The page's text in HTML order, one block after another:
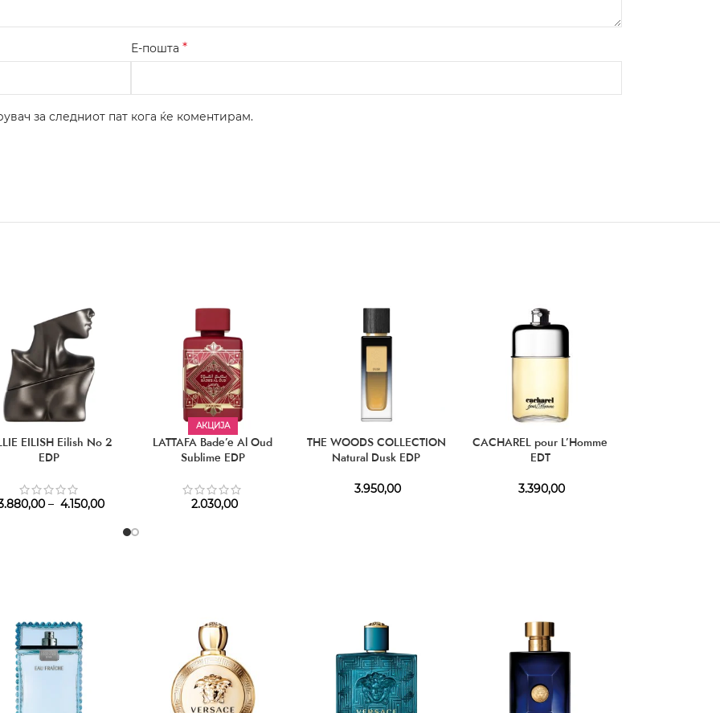
Е-пошта *
за следниот пат кога ќе коментирам.
EILISH Eilish No 2
EDP
– 4.150,00
АКЦИЈА
LATTAFA Bade’e Al Oud
Sublime EDP
2.030,00
THE WOODS COLLECTION
Natural Dusk EDP
3.950,00
CACHAREL pour L’Homme
EDT
3.390,00